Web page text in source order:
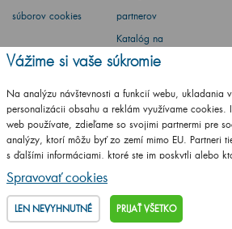
súborov cookies
partnerov
Katalóg na
stiahnutie
Barbora
Máte otázku? Opýtajte sa
+420461 653 937
Vážime si vaše súkromie
Na analýzu návštevnosti a funkcií webu, ukladania
personalizácii obsahu a reklám využívame cookies.
web používate, zdieľame so svojimi partnermi pre
analýzy, ktorí môžu byť zo zemí mimo EU. Partneri
s ďalšími informáciami, ktoré ste im poskytli alebo
že používate ich služby.
Spravovať cookies
LEN NEVYHNUTNÉ PRIJAŤ VŠETKO